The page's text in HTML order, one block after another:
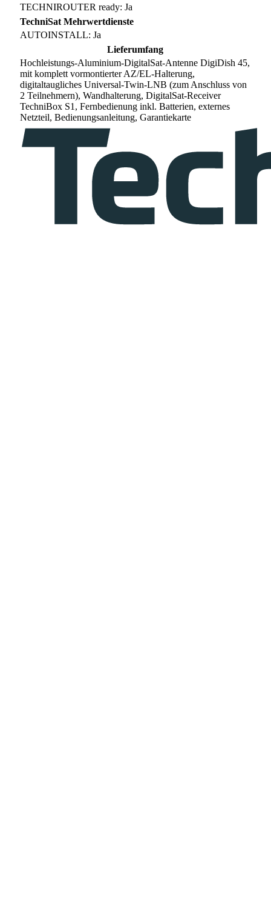
TECHNIROUTER ready: Ja
TechniSat Mehrwertdienste
AUTOINSTALL: Ja
Lieferumfang
Hochleistungs-Aluminium-DigitalSat-Antenne DigiDish 45,
mit komplett vormontierter AZ/EL-Halterung,
digitaltaugliches Universal-Twin-LNB (zum Anschluss von
2 Teilnehmern), Wandhalterung, DigitalSat-Receiver
TechniBox S1, Fernbedienung inkl. Batterien, externes
Netzteil, Bedienungsanleitung, Garantiekarte